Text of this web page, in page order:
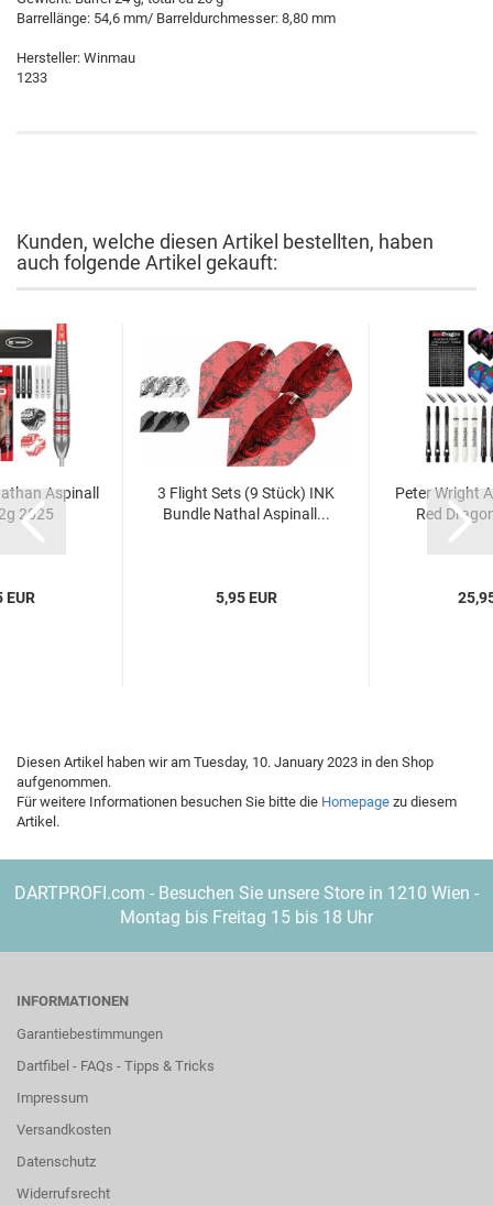
Barrellänge: 54,6 mm/ Barreldurchmesser: 8,80 mm
Hersteller: Winmau
1233
Kunden, welche diesen Artikel bestellten, haben
auch folgende Artikel gekauft:
Aspi­nall
2025
EUR
3 Flight Sets (9 Stück) INK
Bund­le Na­thal Aspi­nall...
5,95 EUR
Peter Wright
Red
Diesen Artikel haben wir am Tuesday, 10. January 2023 in den Shop
aufgenommen.
Für weitere Informationen besuchen Sie bitte die Homepage zu diesem
Artikel.
DARTPROFI.com - Besuchen Sie unsere Store in 1210 Wien -
Montag bis Freitag 15 bis 18 Uhr
INFORMATIONEN
Garantiebestimmungen
Dartfibel - FAQs - Tipps & Tricks
Impressum
Versandkosten
Datenschutz
Widerrufsrecht